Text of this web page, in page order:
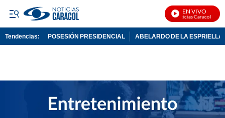
EN VIVO
Noticias Caracol En
Tendencias: POSESIÓN PRESIDENCIAL ABELARDO DE LA ESPRIELLA